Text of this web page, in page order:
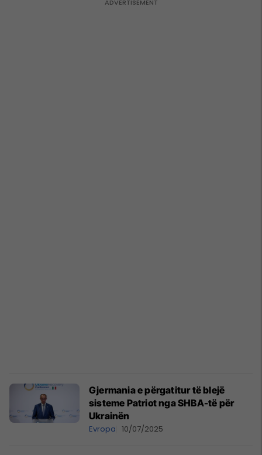
Gjermania e përgatitur të blejë
sisteme Patriot nga SHBA-të për
Ukrainën
Evropa 10/07/2025